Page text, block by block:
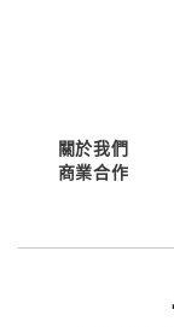
關於我們
商業合作